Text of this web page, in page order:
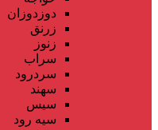
دوزدوزان
زرنق
زنوز
سراب
سردرود
سهند
سیس
سیه رود